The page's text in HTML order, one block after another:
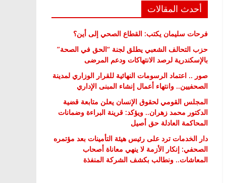
أحدث المقالات
فرحات سليمان يكتب: القطاع الصحي إلى أين؟
حزب التحالف الشعبي يطلق لجنة “الحق في الصحة”
بالإسكندرية لرصد الانتهاكات ودعم المرضى
صور .. اعتماد الرسومات النهائية للقرار الوزاري لمدينة
الصحفيين.. وانتهاء أعمال إنشاء المبنى الإداري
المجلس القومي لحقوق الإنسان يعلن متابعة قضية
الدكتور محمد زهران.. ويؤكد: قرينة البراءة وضمانات
المحاكمة العادلة حق أصيل
دار الخدمات ترد على رئيس هيئة التأمينات بعد مؤتمره
الصحفي: إنكار الأزمة لا ينهي معاناة أصحاب
المعاشات.. ونطالب بكشف الشركة المنفذة